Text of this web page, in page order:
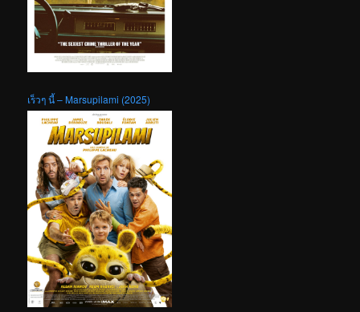
เร็วๆ นี้ – Marsupilami (2025)